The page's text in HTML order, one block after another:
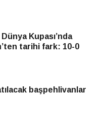
Kupası’nda
tarihi fark: 10-0
başpehlivanlar